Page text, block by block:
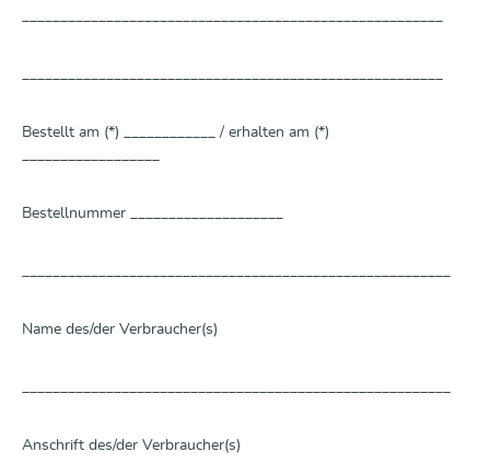
Bestellt am (*) ____________ / erhalten am (*)
Bestellnummer ____________________
Name des/der Verbraucher(s)
Anschrift des/der Verbraucher(s)